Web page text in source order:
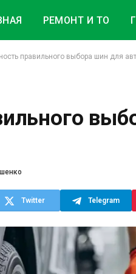
РЕМОНТ И ТО
правильного выбора шин для
Twitter Telegram